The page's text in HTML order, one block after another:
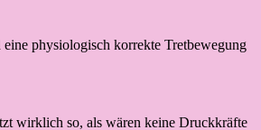
physiologisch korrekte Tretbewegung
wirklich so, als wären keine Druckkräfte